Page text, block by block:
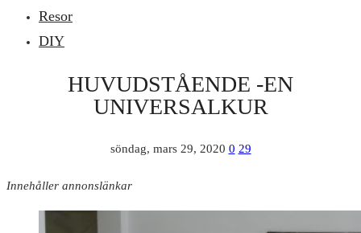
Resor
DIY
HUVUDSTÅENDE -EN
UNIVERSALKUR
söndag, mars 29, 2020 0 29
Innehåller annonslänkar